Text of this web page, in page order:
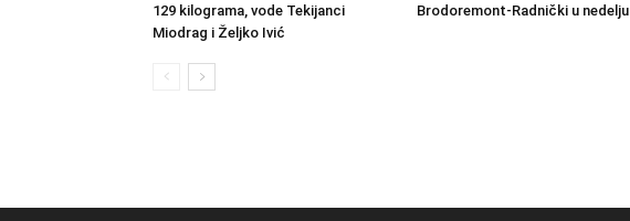
129 kilograma, vode Tekijanci
Miodrag i Željko Ivić
Brodoremont-Radnički u nedelju